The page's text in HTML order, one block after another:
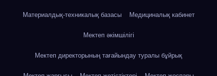
Материалдық-техникалық базасы Медициналық кабинет
Мектеп әкімшілігі
Мектеп директорының тағайындау туралы бұйрық